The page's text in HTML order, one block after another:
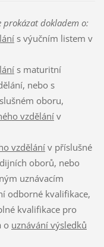
prokázat dokladem o:
s výučním listem v
s maturitní
nebo s
oboru,
vzdělánív
vzdělánív příslušné
oborů, nebo
uznávacím
odborné kvalifikace,
kvalifikace pro
o uznávání výsledků